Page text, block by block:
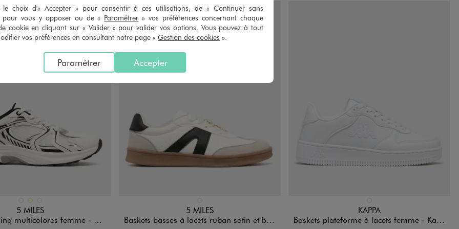
5 MILES
multicolores femme - 5 Miles
5 MILES
Baskets basses à lacets ruban satin et breloques dorées femme - 5 Miles
KAPPA
Baskets plateforme à lacets femme - Kappa
le choix d'« Accepter » pour consentir à ces utilisations, de « Continuer sans
pour vous y opposer ou de « Paramétrer » vos préférences concernant chaque
cookie en cliquant sur « Valider » pour valider vos options. Vous pouvez à tout
vos préférences en consultant notre page « Gestion des cookies ».
Accepter
Paramétrer